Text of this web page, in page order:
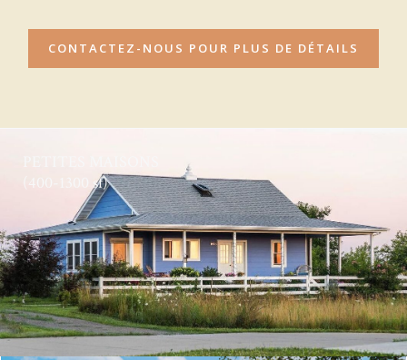
CONTACTEZ-NOUS POUR PLUS DE DÉTAILS
(400-1300 sf)